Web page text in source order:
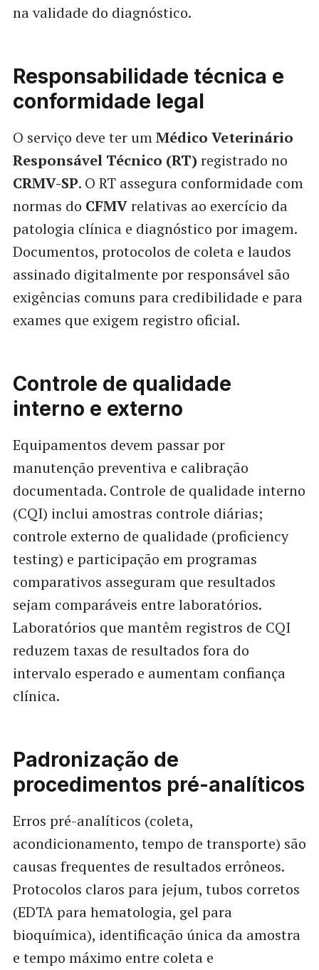
na validade do diagnóstico.
Responsabilidade técnica e
conformidade legal
O serviço deve ter umMédico Veterinário
Responsável Técnico (RT) registrado no
CRMV-SP. O RT assegura conformidade com
normas do CFMVrelativas ao exercício da
patologia clínica e diagnóstico por imagem.
Documentos, protocolos de coleta e laudos
assinado digitalmente por responsável são
exigências comuns para credibilidade e para
exames que exigem registro oficial.
Controle de qualidade
interno e externo
Equipamentos devem passar por
manutenção preventiva e calibração
documentada. Controle de qualidade interno
(CQI) inclui amostras controle diárias;
controle externo de qualidade (proficiency
testing) e participação em programas
comparativos asseguram que resultados
sejam comparáveis entre laboratórios.
Laboratórios que mantêm registros de CQI
reduzem taxas de resultados fora do
intervalo esperado e aumentam confiança
clínica.
Padronização de
procedimentos pré-analíticos
Erros pré-analíticos (coleta,
acondicionamento, tempo de transporte) são
causas frequentes de resultados errôneos.
Protocolos claros para jejum, tubos corretos
(EDTA para hematologia, gel para
bioquímica), identificação única da amostra
e tempo máximo entre coleta e